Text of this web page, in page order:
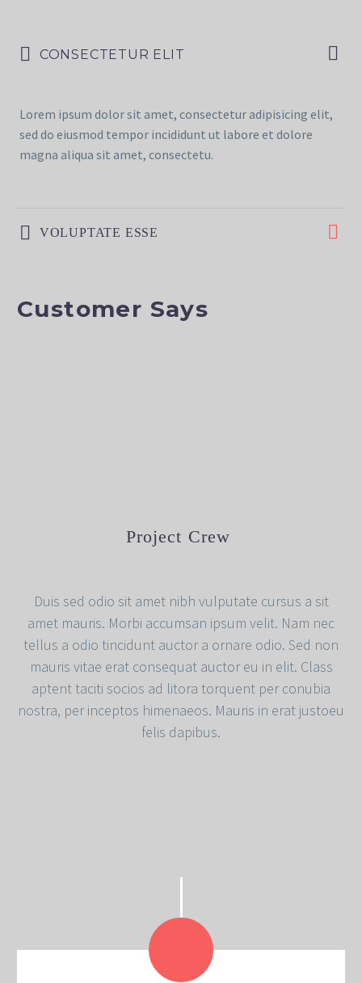
CONSECTETUR ELIT
Lorem ipsum dolor sit amet, consectetur adipisicing elit,
sed do eiusmod tempor incididunt ut labore et dolore
magna aliqua sit amet, consectetu.
VOLUPTATE ESSE
Customer Says
Project Crew
Duis sed odio sit amet nibh vulputate cursus a sit
amet mauris. Morbi accumsan ipsum velit. Nam nec
tellus a odio tincidunt auctor a ornare odio. Sed non
mauris vitae erat consequat auctor eu in elit. Class
aptent taciti socios ad litora torquent per conubia
nostra, per inceptos himenaeos. Mauris in erat justoeu
felis dapibus.